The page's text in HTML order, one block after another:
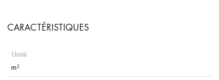
CARACTÉRISTIQUES
Unité :
m²